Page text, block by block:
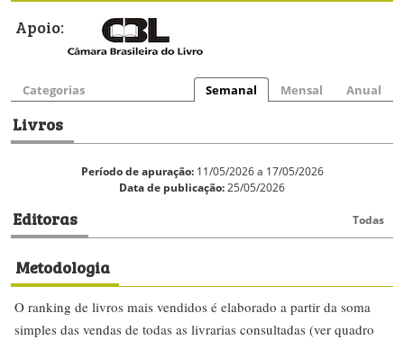
Apoio:
Categorias Semanal Mensal Anual
Livros
Período de apuração:11/05/2026 a 17/05/2026
Data de publicação:25/05/2026
Editoras Todas
Metodologia
O ranking de livros mais vendidos é elaborado a partir da soma
simples das vendas de todas as livrarias consultadas (ver quadro